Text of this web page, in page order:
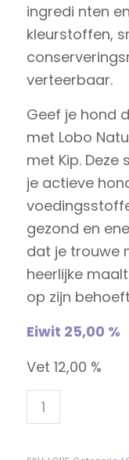
ingredi nten
kleurstoffen,
verteerbaar.
Geef je hond
met Lobo
met Kip. Deze
je actieve
gezond en
dat je trouwe
heerlijke
op zijn
Eiwit 25,00 %
Vet 12,00 %